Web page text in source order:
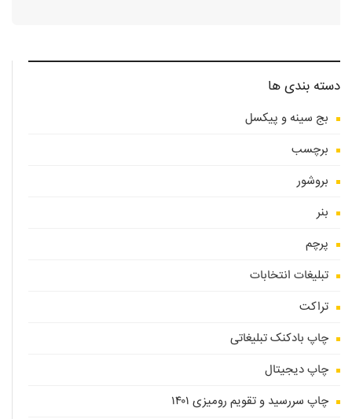
دسته بندی ها
بج سینه و پیکسل
برچسب
بروشور
بنر
پرچم
تبلیغات انتخابات
تراکت
چاپ بادکنک تبلیغاتی
چاپ دیجیتال
چاپ سررسید و تقویم رومیزی ۱۴۰۱